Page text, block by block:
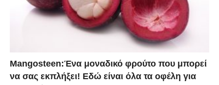
Mangosteen:Ένα μοναδικό φρούτο που μπορεί
να σας εκπλήξει! Εδώ είναι όλα τα οφέλη για